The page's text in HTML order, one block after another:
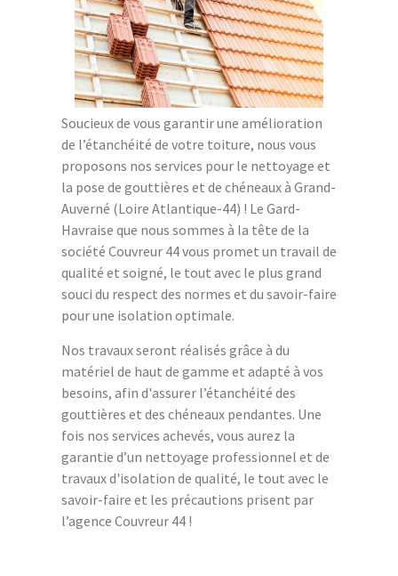
Soucieux de vous garantir une amélioration
de l’étanchéité de votre toiture, nous vous
proposons nos services pour le nettoyage et
la pose de gouttières et de chéneaux à Grand-
Auverné (Loire Atlantique-44) ! Le Gard-
Havraise que nous sommes à la tête de la
société Couvreur 44 vous promet un travail de
qualité et soigné, le tout avec le plus grand
souci du respect des normes et du savoir-faire
pour une isolation optimale.
Nos travaux seront réalisés grâce à du
matériel de haut de gamme et adapté à vos
besoins, afin d'assurer l’étanchéité des
gouttières et des chéneaux pendantes. Une
fois nos services achevés, vous aurez la
garantie d’un nettoyage professionnel et de
travaux d'isolation de qualité, le tout avec le
savoir-faire et les précautions prisent par
l’agence Couvreur 44 !